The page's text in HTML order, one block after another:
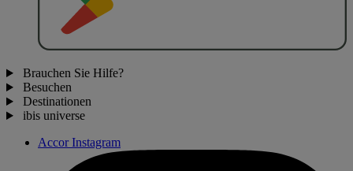
Brauchen Sie Hilfe?
Besuchen
Destinationen
ibis universe
Accor Instagram